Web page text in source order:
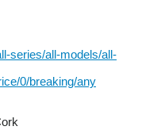
series/all-models/all-
0/breaking/any